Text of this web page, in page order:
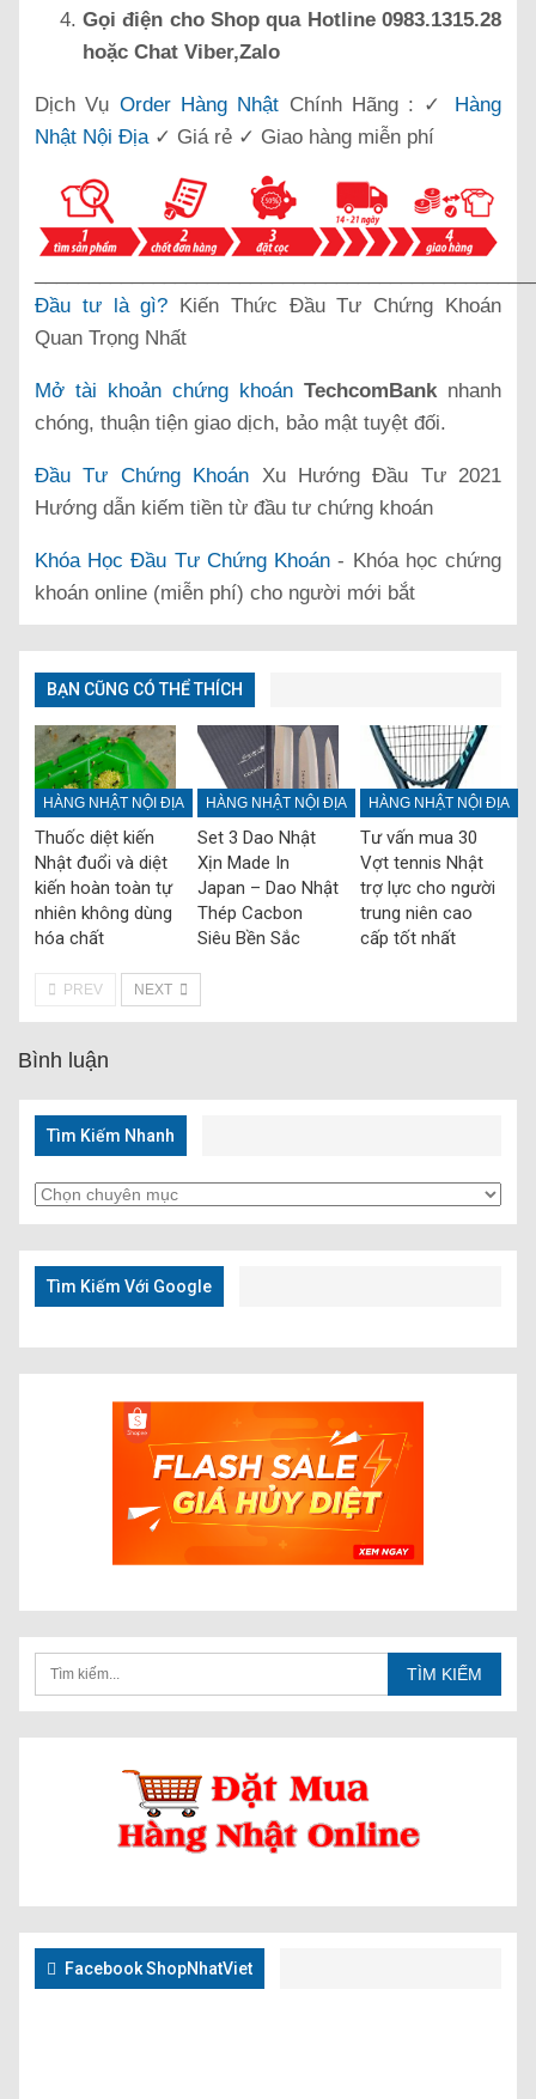
Gọi điện cho Shop qua Hotline 0983.1315.28
hoặc Chat Viber,Zalo
Dịch Vụ Order Hàng Nhật Chính Hãng : ✓ Hàng
Nhật Nội Địa✓ Giá rẻ ✓ Giao hàng miễn phí
Đầu tư là gì? Kiến Thức Đầu Tư Chứng Khoán
Quan Trọng Nhất
Mở tài khoản chứng khoán TechcomBank nhanh
chóng, thuận tiện giao dịch, bảo mật tuyệt đối.
Đầu Tư Chứng Khoán Xu Hướng Đầu Tư 2021
Hướng dẫn kiếm tiền từ đầu tư chứng khoán
Khóa Học Đầu Tư Chứng Khoán - Khóa học chứng
khoán online (miễn phí) cho người mới bắt
BẠN CŨNG CÓ THỂ THÍCH
HÀNG NHẬT NỘI ĐỊA
Thuốc diệt kiến
Nhật đuổi và diệt
kiến hoàn toàn tự
nhiên không dùng
hóa chất
HÀNG NHẬT NỘI ĐỊA
Set 3 Dao Nhật
Xịn Made In
Japan – Dao Nhật
Thép Cacbon
Siêu Bền Sắc
HÀNG NHẬT NỘI ĐỊA
Tư vấn mua 30
Vợt tennis Nhật
trợ lực cho người
trung niên cao
cấp tốt nhất
PREV NEXT
Bình luận
Tìm Kiếm Nhanh
Tìm
Kiếm
Nhanh
Tìm Kiếm Với Google
Facebook ShopNhatViet